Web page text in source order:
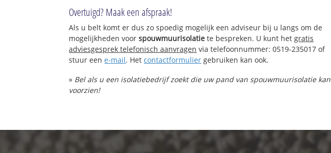
Overtuigd? Maak een afspraak!
Als u belt komt er dus zo spoedig mogelijk een adviseur bij u langs om de
mogelijkheden voorspouwmuurisolatie te bespreken. U kunt hetgratis
adviesgesprek telefonisch aanvragen via telefoonnummer: 0519-235017 of
stuur eene-mail. Hetcontactformulier gebruiken kan ook.
» Bel als u een isolatiebedrijf zoekt die uw pand van spouwmuurisolatie kan
voorzien!